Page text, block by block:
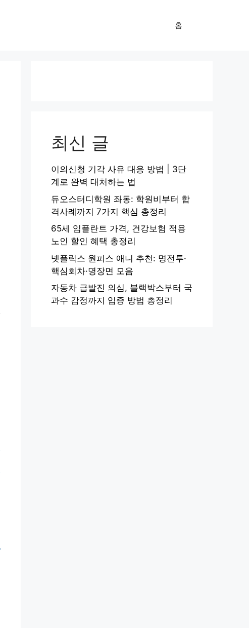
홈
최신 글
이의신청 기각 사유 대응 방법 | 3단
계로 완벽 대처하는 법
듀오스터디학원 좌동: 학원비부터 합
격사례까지 7가지 핵심 총정리
65세 임플란트 가격, 건강보험 적용
노인 할인 혜택 총정리
넷플릭스 원피스 애니 추천: 명전투·
핵심회차·명장면 모음
자동차 급발진 의심, 블랙박스부터 국
과수 감정까지 입증 방법 총정리